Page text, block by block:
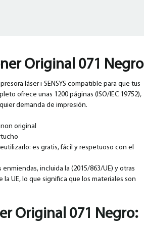
Original 071 Negro
láser i-SENSYS compatible para que tus
ofrece unas 1200 páginas (ISO/IEC 19752),
demanda de impresión.
original
es gratis, fácil y respetuoso con el
incluida la (2015/863/UE) y otras
la UE, lo que significa que los materiales son
Original 071 Negro: